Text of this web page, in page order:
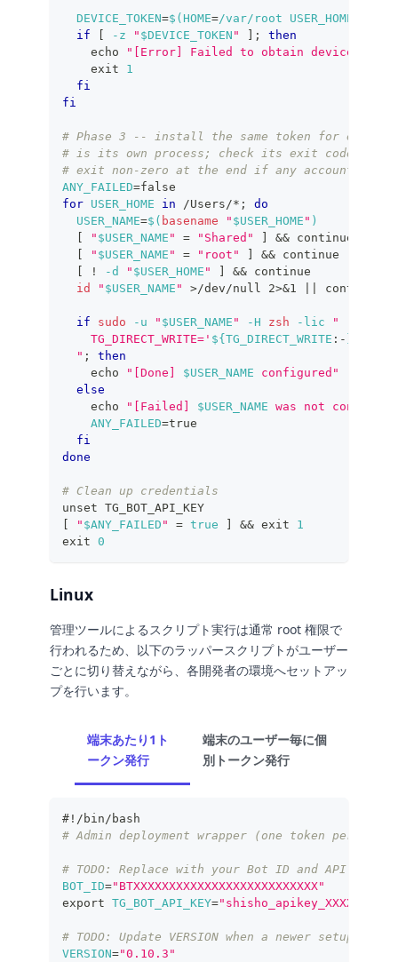
DEVICE_TOKEN=$(HOME=/var/root USER_HOME
if
[ -z " $DEVICE_TOKEN " ] ;
then
echo
"[Error] Failed to obtain device
exit
1
fi
fi
# Phase 3 -- install the same token for every
# is its own process; check its exit code,
# exit non-zero at the end if any account
ANY_FAILED=false
for USER_HOME in /Users/* ;
do
USER_NAME=$( basename " $USER_HOME " )
[
" $USER_NAME " = "Shared" ] && continue
[
" $USER_NAME " = "root" ] && continue
[
! -d " $USER_HOME " ] && continue
id
" $USER_NAME " >/dev/null 2>&1 continue
if sudo -u " $USER_NAME " -H zsh -lic
"
    TG_DIRECT_WRITE='
${TG_DIRECT_WRITE :- }
  "
;
then
echo
"[Done] $USER_NAME configured"
else
echo
"[Failed] $USER_NAME was not
ANY_FAILED=true
fi
done
# Clean up credentials
unset TG_BOT_API_KEY
[
" $ANY_FAILED " = true ] && exit
1
exit 0
Linux
管理ツールによるスクリプト実行は通常 root 権限で
行われるため、以下のラッパースクリプトがユーザー
ごとに切り替えながら、各開発者の環境へセットアッ
プを行います。
端末あたり1ト
ークン発行
端末のユーザー毎に個
別トークン発行
#!/bin/bash
# Admin deployment wrapper (one token per
# TODO: Replace with your Bot ID and API key
BOT_ID="BTXXXXXXXXXXXXXXXXXXXXXXXXXX"
export TG_BOT_API_KEY="shisho_apikey_XXXXX"
# TODO: Update VERSION when a newer setup
VERSION="0.10.3"